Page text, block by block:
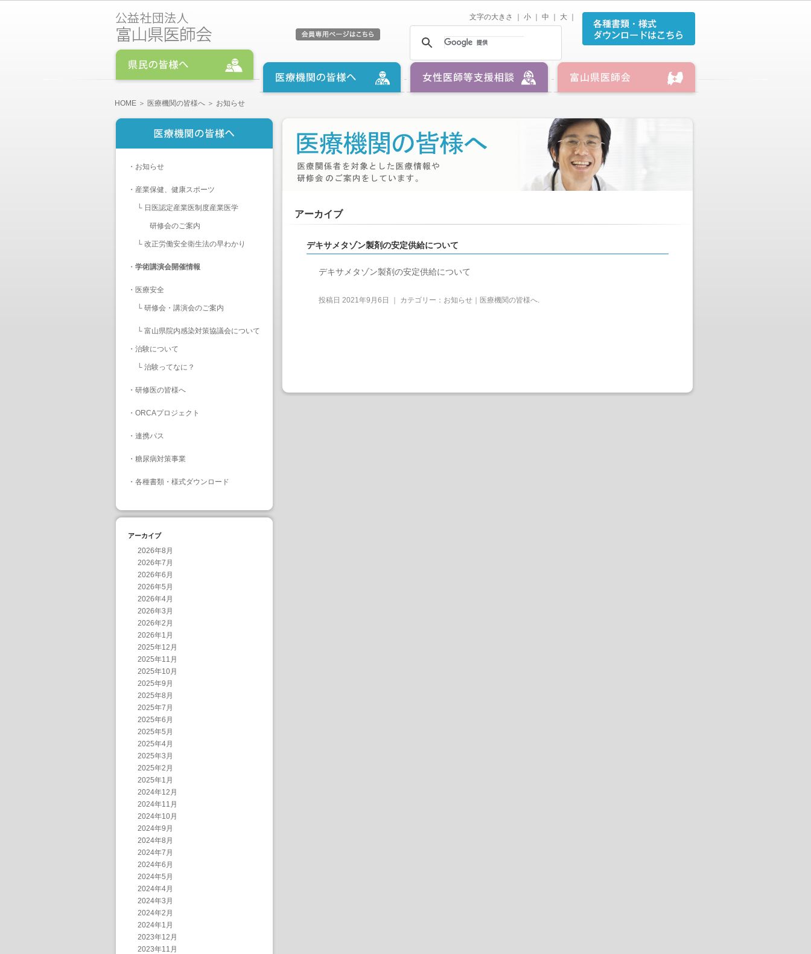
文字の大きさ ｜ 小 中 大
HOME ＞ 医療機関の皆様へ ＞ お知らせ
・ お知らせ
・ 産業保健、健康スポーツ
└ 日医認定産業医制度産業医学
研修会のご案内
└ 改正労働安全衛生法の早わかり
・ 学術講演会開催情報
・ 医療安全
└ 研修会・講演会のご案内
└ 富山県院内感染対策協議会について
・ 治験について
└ 治験ってなに？
・ 研修医の皆様へ
・ ORCAプロジェクト
・ 連携パス
・ 糖尿病対策事業
・ 各種書類・様式ダウンロード
アーカイブ
2026年8月
2026年7月
2026年6月
2026年5月
2026年4月
2026年3月
2026年2月
2026年1月
2025年12月
2025年11月
2025年10月
2025年9月
2025年8月
2025年7月
2025年6月
2025年5月
2025年4月
2025年3月
2025年2月
2025年1月
2024年12月
2024年11月
2024年10月
2024年9月
2024年8月
2024年7月
2024年6月
2024年5月
2024年4月
2024年3月
2024年2月
2024年1月
2023年12月
2023年11月
アーカイブ
デキサメタゾン製剤の安定供給について
デキサメタゾン製剤の安定供給について
投稿日 2021年9月6日 ｜ カテゴリー： お知らせ｜医療機関の皆様へ.